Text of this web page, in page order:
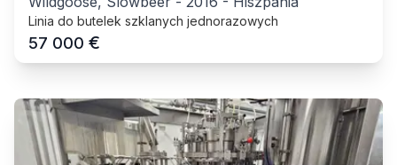
Linia do butelek szklanych jednorazowych
57 000 €